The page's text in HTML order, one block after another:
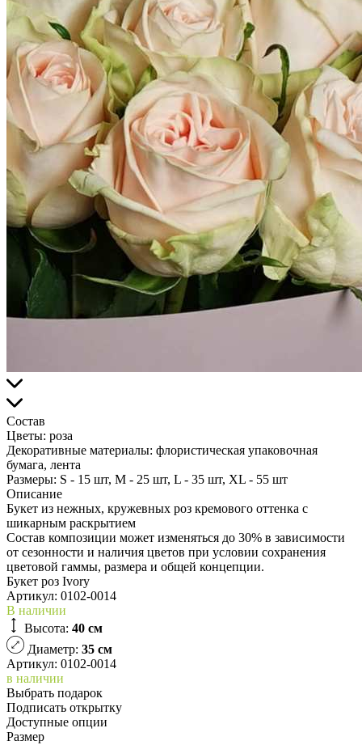
Состав
Цветы: роза
Декоративные материалы: флористическая упаковочная
бумага, лента
Размеры: S - 15 шт, M - 25 шт, L - 35 шт, XL - 55 шт
Описание
Букет из нежных, кружевных роз кремового оттенка с
шикарным раскрытием
Состав композиции может изменяться до 30% в зависимости
от сезонности и наличия цветов при условии сохранения
цветовой гаммы, размера и общей концепции.
Букет роз Ivory
Артикул: 0102-0014
В наличии
Высота: 40 см
Диаметр: 35 см
Артикул: 0102-0014
в наличии
Выбрать подарок
Подписать открытку
Доступные опции
Размер